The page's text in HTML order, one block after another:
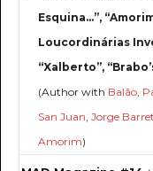
Esquina...”,
Loucordinárias
“Xalberto”,
(Author with Balão,
San Juan, Jorge
Amorim)